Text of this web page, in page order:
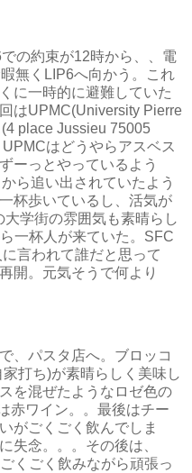
の約束が12時から、、電
無くLIP6へ向かう。これ
に一時的に避難していた
はUPMC(University Pierre
place Jussieu 75005
はどうやらアスベス
ーっとやっているよう
ら追い出されていたよう
杯歩いているし、活気が
学街の雰囲気も素晴らし
一杯人が来ていた。SFC
言われて誰だと思って
開。元気そうで何より
、パスタ店へ。ブロッコ
打ち)が素晴らしく美味し
を混ぜたようなロゼ色の
赤ワイン。。最後はチー
がごくごく飲んでしま
失念。。。その後は、
くごく飲みながら頑張っ